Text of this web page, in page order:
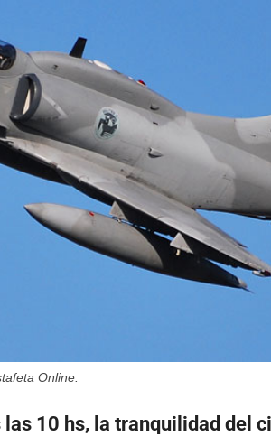
Online.
las 10 hs, la tranquilidad del